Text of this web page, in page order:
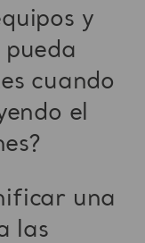
y
cuando
el
una
las